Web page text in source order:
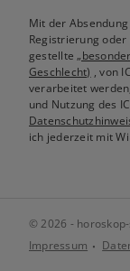
Mit der
Registrierung
gestellte
Geschlecht) , von
verarbeitet
und Nutzung des
ich jederzeit mit
© 2026 -
Impressum